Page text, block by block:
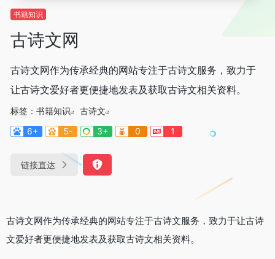
书籍知识
古诗文网
古诗文网作为传承经典的网站专注于古诗文服务，致力于
让古诗文爱好者更便捷地发表及获取古诗文相关资料。
标签： 书籍知识
古诗文
6+
5- 3+ 0 1
链接直达
古诗文网作为传承经典的网站专注于古诗文服务，致力于让古诗
文爱好者更便捷地发表及获取古诗文相关资料。